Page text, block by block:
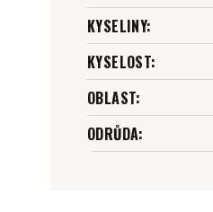
KYSELINY:
KYSELOST:
OBLAST:
ODRŮDA: